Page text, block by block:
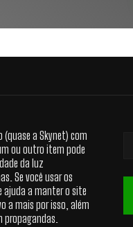
a Skynet) com
ou outro item pode
da luz
Se você usar os
ajuda a manter o site
a mais por isso, além